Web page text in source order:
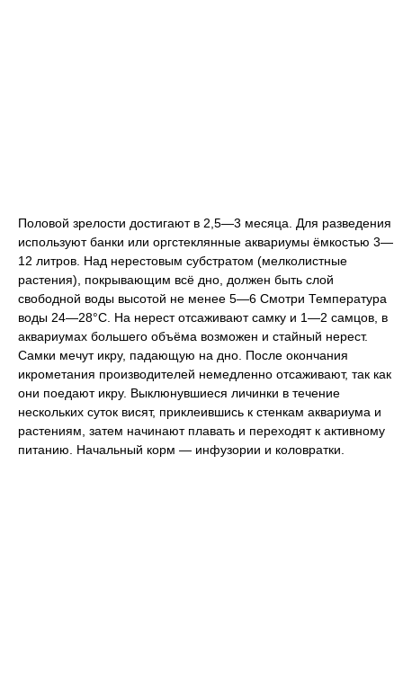
Половой зрелости достигают в 2,5—3 месяца. Для разведения
используют банки или оргстеклянные аквариумы ёмкостью 3—
12 литров. Над нерестовым субстратом (мелколистные
растения), покрывающим всё дно, должен быть слой
свободной воды высотой не менее 5—6 Смотри Температура
воды 24—28°C. На нерест отсаживают самку и 1—2 самцов, в
аквариумах большего объёма возможен и стайный нерест.
Самки мечут икру, падающую на дно. После окончания
икрометания производителей немедленно отсаживают, так как
они поедают икру. Выклюнувшиеся личинки в течение
нескольких суток висят, приклеившись к стенкам аквариума и
растениям, затем начинают плавать и переходят к активному
питанию. Начальный корм — инфузории и коловратки.